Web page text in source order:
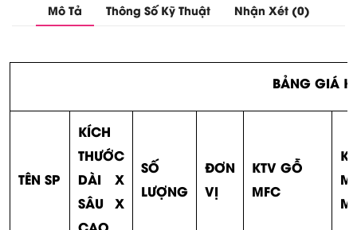
Mô Tả Thông Số Kỹ Thuật Nhận Xét (0)
BẢNG GIÁ
TÊN SP
KÍCH
THƯỚC
DÀI X
SÂU X
SỐ
LƯỢNG
ĐƠN
VỊ
KTV GỖ
MFC